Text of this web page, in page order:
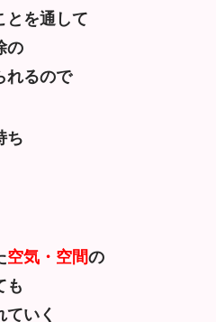
とを通して
の
れるので
ち
空気・空間の
も
ていく